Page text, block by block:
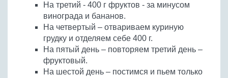
На третий - 400 г фруктов - за минусом
винограда и бананов.
На четвертый – отвариваем куриную
грудку и отделяем себе 400 г.
На пятый день – повторяем третий день –
фруктовый.
На шестой день – постимся и пьем только